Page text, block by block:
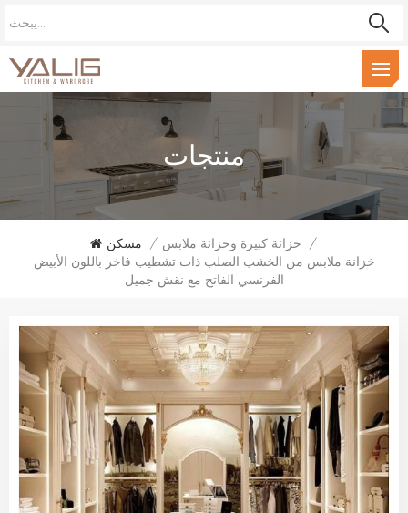
منتجات
مسكن / خزانة كبيرة وخزانة ملابس /
خزانة ملابس من الخشب الصلب ذات تشطيب فاخر باللون الأبيض
الفرنسي الفاتح مع نقش جميل